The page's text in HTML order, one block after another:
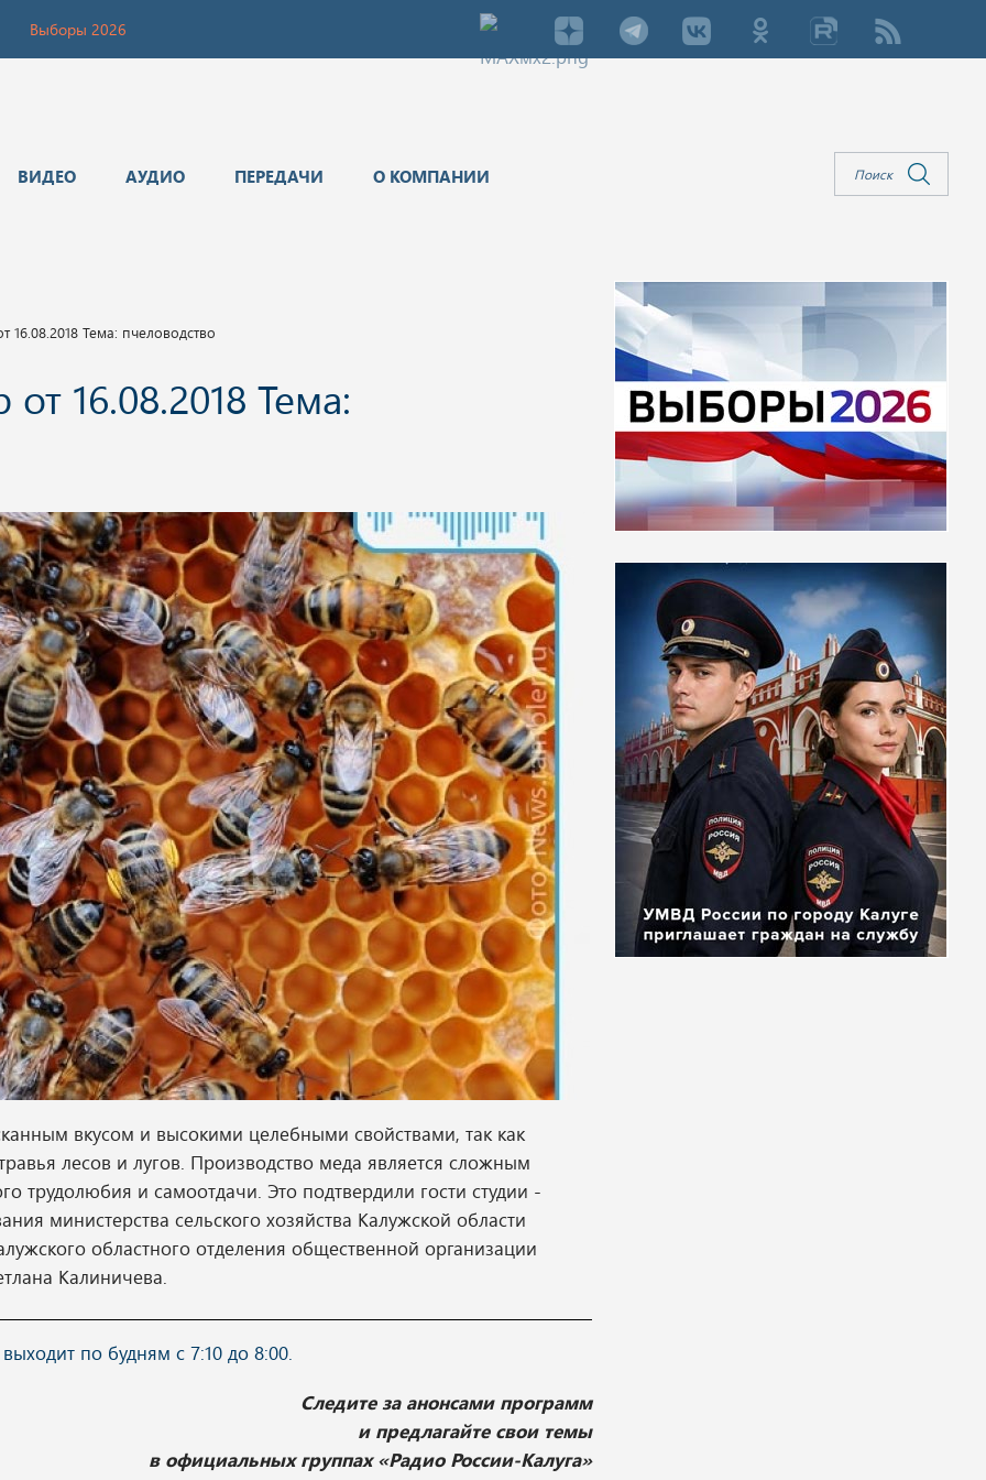
Выборы 2026
ВИДЕО АУДИО ПЕРЕДАЧИ О КОМПАНИИ
Тема: пчеловодство
16.08.2018 Тема:
вкусом и высокими целебными свойствами, так как
лесов и лугов. Производство меда является сложным
трудолюбия и самоотдачи. Это подтвердили гости студии -
министерства сельского хозяйства Калужской области
областного отделения общественной организации
Калиничева.
по будням с 7:10 до 8:00.
Следите за анонсами программ
и предлагайте свои темы
в официальных группах «Радио России-Калуга»